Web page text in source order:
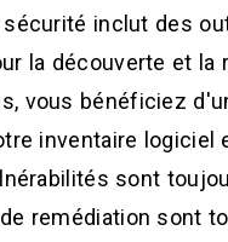
inclut des
la découverte et la
vous bénéficiez
inventaire logiciel
sont
remédiation sont